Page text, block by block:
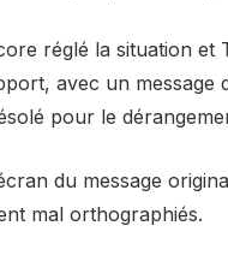
réglé la situation et
avec un
pour le
du message
mal orthographiés.